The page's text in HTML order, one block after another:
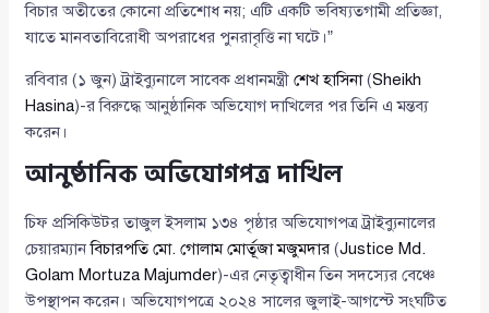
বিচার অতীতের কোনো প্রতিশোধ নয়; এটি একটি ভবিষ্যতগামী প্রতিজ্ঞা,
যাতে মানবতাবিরোধী অপরাধের পুনরাবৃত্তি না ঘটে।”
রবিবার (১ জুন) ট্রাইব্যুনালে সাবেক প্রধানমন্ত্রীশেখ হাসিনা(Sheikh
Hasina)-র বিরুদ্ধে আনুষ্ঠানিক অভিযোগ দাখিলের পর তিনি এ মন্তব্য
করেন।
আনুষ্ঠানিক অভিযোগপত্র দাখিল
চিফ প্রসিকিউটর তাজুল ইসলাম ১৩৪ পৃষ্ঠার অভিযোগপত্র ট্রাইব্যুনালের
চেয়ারম্যানবিচারপতি মো. গোলাম মোর্তূজা মজুমদার (Justice Md.
Golam Mortuza Majumder)-এর নেতৃত্বাধীন তিন সদস্যের বেঞ্চে
উপস্থাপন করেন। অভিযোগপত্রে ২০২৪ সালের জুলাই-আগস্টে সংঘটিত